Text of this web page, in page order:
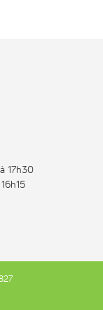
17h30